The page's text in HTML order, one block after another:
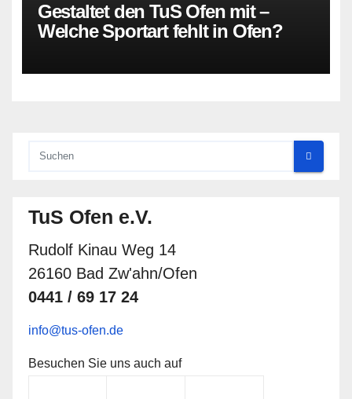
Gestaltet den TuS Ofen mit –
Welche Sportart fehlt in Ofen?
TuS Ofen e.V.
Rudolf Kinau Weg 14
26160 Bad Zw'ahn/Ofen
0441 / 69 17 24
info@tus-ofen.de
Besuchen Sie uns auch auf